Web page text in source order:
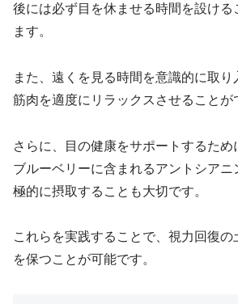
後には必ず目を休ませる時間を設ける
ます。
また、遠くを見る時間を意識的に取
筋肉を適度にリラックスさせることが
さらに、目の健康をサポートするた
ブルーベリーに含まれるアントシア
極的に摂取することも大切です。
これらを実践することで、視力回復
を保つことが可能です。